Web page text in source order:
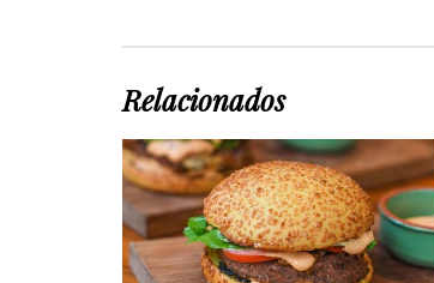
Relacionados